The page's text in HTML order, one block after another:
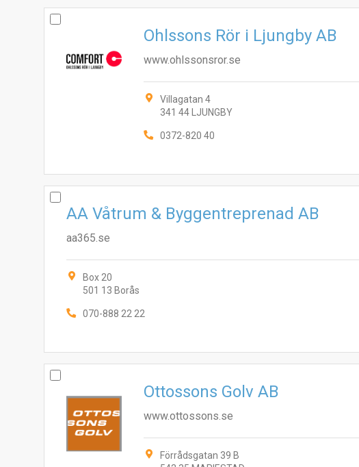
Ohlssons Rör i Ljungby AB
www.ohlssonsror.se
Villagatan 4
341 44 LJUNGBY
0372-820 40
AA Våtrum & Byggentreprenad AB
aa365.se
Box 20
501 13 Borås
070-888 22 22
Ottossons Golv AB
www.ottossons.se
Förrådsgatan 39 B